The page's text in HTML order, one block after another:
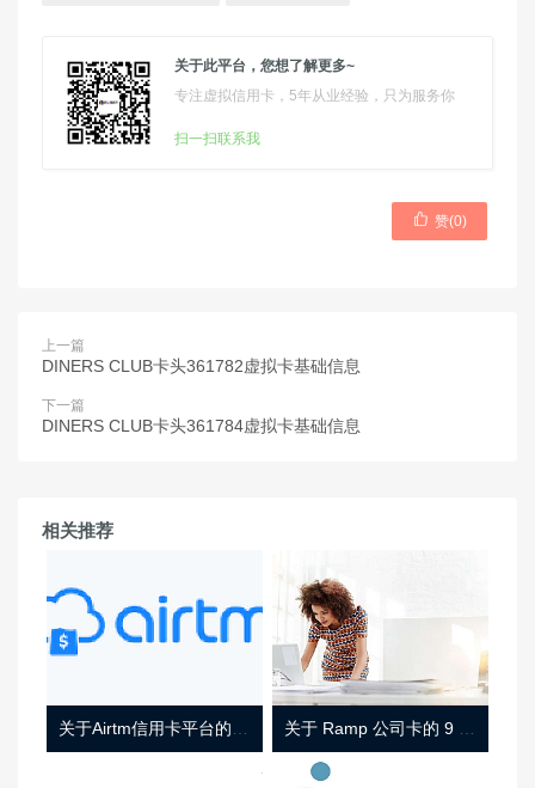
关于此平台，您想了解更多~
专注虚拟信用卡，5年从业经验，只为服务你
扫一扫联系我
 赞(0)
上一篇
DINERS CLUB卡头361782虚拟卡基础信息
下一篇
DINERS CLUB卡头361784虚拟卡基础信息
相关推荐